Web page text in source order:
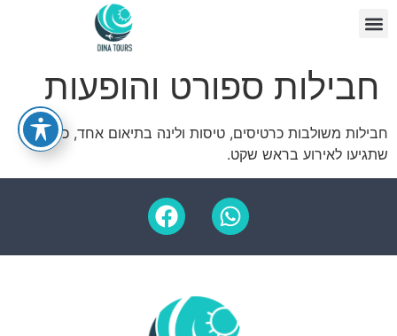
חבילות ספורט והופעות
חבילות משולבות כרטיסים, טיסות ולינה בתיאום אחד, כדי
שתגיעו לאירוע בראש שקט.